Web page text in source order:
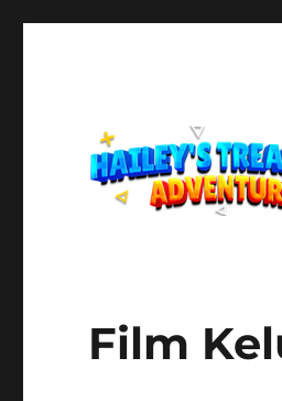
Film